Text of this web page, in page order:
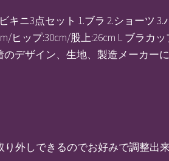
ニ3点セット 1.ブラ 2.ショーツ
ヒップ:30cm/股上:26cm L ブラカ
のデザイン、生地、製造メーカー
外しできるのでお好みで調整出